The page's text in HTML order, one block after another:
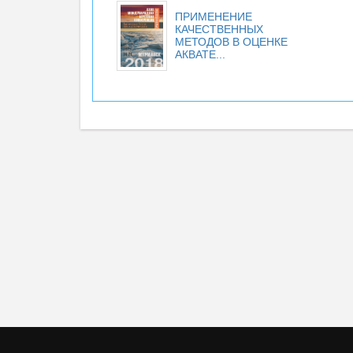
ПРИМЕНЕНИЕ
КАЧЕСТВЕННЫХ
МЕТОДОВ В ОЦЕНКЕ
АКВАТЕ...